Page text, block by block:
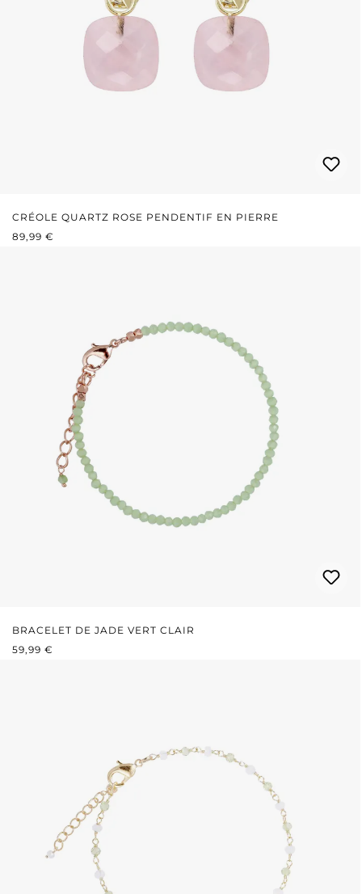
CRÉOLE QUARTZ ROSE PENDENTIF EN PIERRE
PRIX RÉGULIER :
89,99 €
BRACELET DE JADE VERT CLAIR
PRIX RÉGULIER :
59,99 €